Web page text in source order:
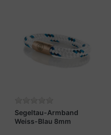
Segeltau-Armband
Weiss-Blau 8mm